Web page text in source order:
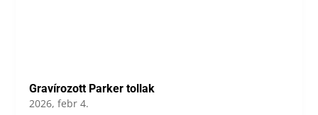
Gravírozott Parker tollak
2026, febr 4.